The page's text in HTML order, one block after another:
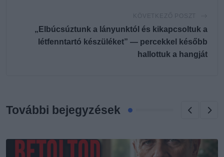
„Elbúcsúztunk a lányunktól és kikapcsoltuk a
létfenntartó készüléket” — percekkel később
hallottuk a hangját
További bejegyzések